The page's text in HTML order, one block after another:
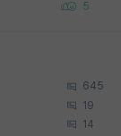
5
645
19
14